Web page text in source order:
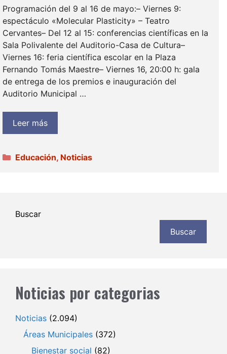
Programación del 9 al 16 de mayo:– Viernes 9:
espectáculo «Molecular Plasticity» – Teatro
Cervantes– Del 12 al 15: conferencias científicas en la
Sala Polivalente del Auditorio-Casa de Cultura–
Viernes 16: feria científica escolar en la Plaza
Fernando Tomás Maestre– Viernes 16, 20:00 h: gala
de entrega de los premios e inauguración del
Auditorio Municipal …
Leer más
Categorías
Educación, Noticias
Buscar
Buscar
Noticias por categorias
Noticias (2.094)
Áreas Municipales (372)
Bienestar social (82)